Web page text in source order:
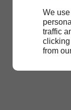
We
traffic
clicking
from